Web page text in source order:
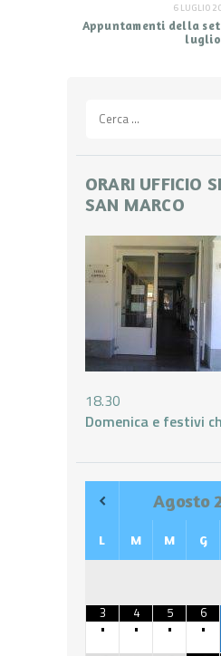
6 LUGLIO
Appuntamenti della
luglio
per:
ORARI UFFICIO
SAN MARCO
18.30
Domenica e festivi
Agosto
L M M G
3
•
4
•
5
•
6
•